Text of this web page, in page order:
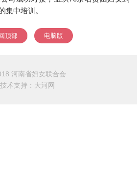
集中培训。
顶部 电脑版
河南省妇女联合会
技术支持： 大河网